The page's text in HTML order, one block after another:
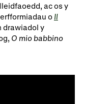
a Phrofiadau
ac os y
o Il
drawiadol y
O mio babbino